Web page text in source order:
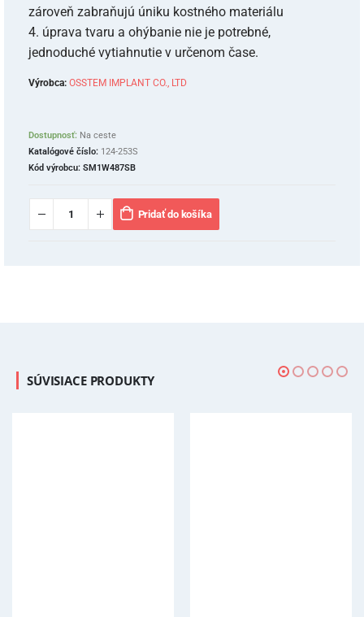
zároveň zabraňujú úniku kostného materiálu
4. úprava tvaru a ohýbanie nie je potrebné,
jednoduché vytiahnutie v určenom čase.
Výrobca: OSSTEM IMPLANT CO., LTD
Dostupnosť: Na ceste
Katalógové číslo: 124-253S
Kód výrobcu: SM1W487SB
Pridať do košíka
SÚVISIACE PRODUKTY